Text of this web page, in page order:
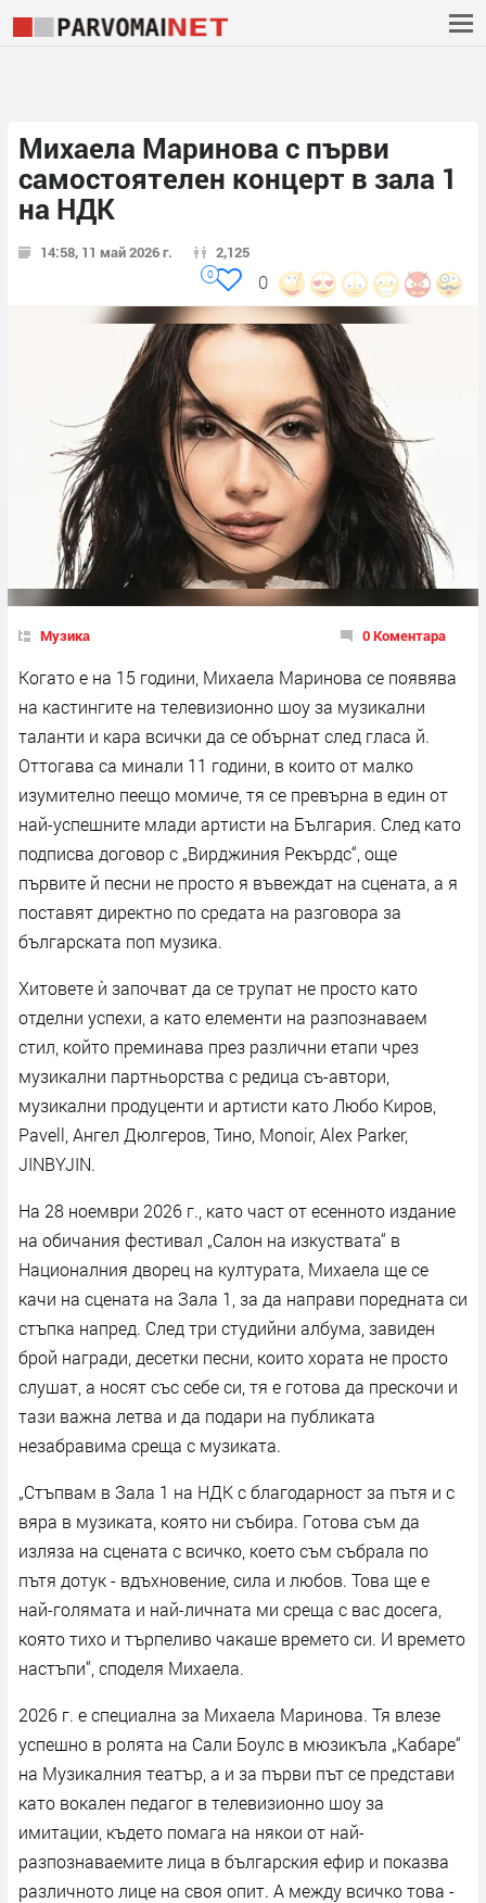
Михаела Маринова с първи
самостоятелен концерт в зала 1
на НДК
14:58, 11 май 2026 г. 2,125
0
0
Музика 0 Коментара
Когато е на 15 години, Михаела Маринова се появява
на кастингите на телевизионно шоу за музикални
таланти и кара всички да се обърнат след гласа й.
Оттогава са минали 11 години, в които от малко
изумително пеещо момиче, тя се превърна в един от
най-успешните млади артисти на България. След като
подписва договор с „Вирджиния Рекърдс“, още
първите й песни не просто я въвеждат на сцената, а я
поставят директно по средата на разговора за
българската поп музика.
Хитовете ѝ започват да се трупат не просто като
отделни успехи, а като елементи на разпознаваем
стил, който преминава през различни етапи чрез
музикални партньорства с редица съ-автори,
музикални продуценти и артисти като Любо Киров,
Pavell, Ангел Дюлгеров, Тино, Monoir, Alex Parker,
JINBYJIN.
На 28 ноември 2026 г., като част от есенното издание
на обичания фестивал „Салон на изкуствата“ в
Националния дворец на културата, Михаела ще се
качи на сцената на Зала 1, за да направи поредната си
стъпка напред. След три студийни албума, завиден
брой награди, десетки песни, които хората не просто
слушат, а носят със себе си, тя е готова да прескочи и
тази важна летва и да подари на публиката
незабравима среща с музиката.
„Стъпвам в Зала 1 на НДК с благодарност за пътя и с
вяра в музиката, която ни събира. Готова съм да
изляза на сцената с всичко, което съм събрала по
пътя дотук - вдъхновение, сила и любов. Това ще е
най-голямата и най-личната ми среща с вас досега,
която тихо и търпеливо чакаше времето си. И времето
настъпи“, споделя Михаела.
2026 г. е специална за Михаела Маринова. Тя влезе
успешно в ролята на Сали Боулс в мюзикъла „Кабаре“
на Музикалния театър, а и за първи път се представи
като вокален педагог в телевизионно шоу за
имитации, където помага на някои от най-
разпознаваемите лица в българския ефир и показва
различното лице на своя опит. А между всичко това -